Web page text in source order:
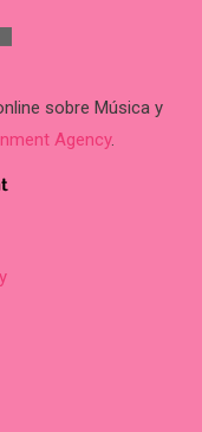
sobre Música y
Agency.